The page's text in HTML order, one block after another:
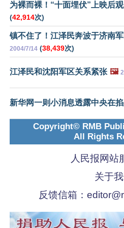
为裸而裸！“十面埋伏”上映后
(42,914次)
镇不住了！江泽民奔波于济南
2004/7/14 (38,439次)
江泽民和沈阳军区关系紧张 🖼️
新华网一则小消息透露中央在
Copyright© RMB
All Rights
人民报网站
关于
反馈信箱：